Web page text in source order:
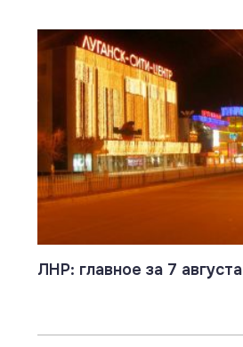
ЛНР: главное за 7 августа